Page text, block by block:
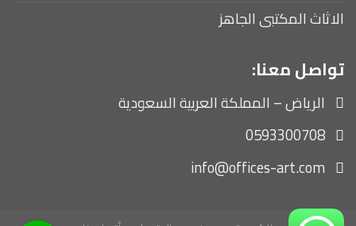
الاثاث المكتبى الجاهز
تواصل معنا:
الرياض – المملكة العربية السعودية
0593300708
info@offices-art.com